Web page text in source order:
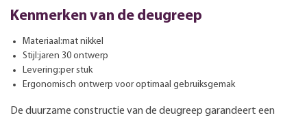
Kenmerken van de deugreep
Materiaal:mat nikkel
Stijl:jaren 30 ontwerp
Levering:per stuk
Ergonomisch ontwerp voor optimaal gebruiksgemak
De duurzame constructie van de deugreep garandeert een